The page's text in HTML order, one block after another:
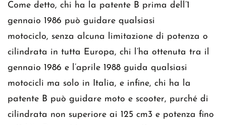
Come detto, chi ha la patente B prima dell’1
gennaio 1986 può guidare qualsiasi
motociclo, senza alcuna limitazione di potenza o
cilindrata in tutta Europa, chi l’ha ottenuta tra il
gennaio 1986 e l’aprile 1988 guida qualsiasi
motocicli ma solo in Italia, e infine, chi ha la
patente B può guidare moto e scooter, purché di
cilindrata non superiore ai 125 cm3 e potenza fino